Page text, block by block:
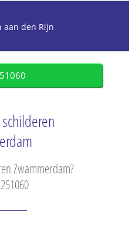
aan den Rijn
Zwammerdam?